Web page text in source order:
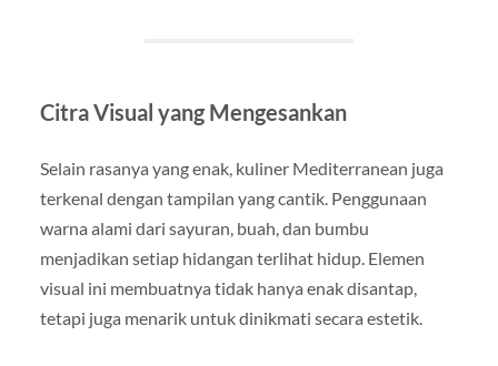
Citra Visual yang Mengesankan
Selain rasanya yang enak, kuliner Mediterranean juga
terkenal dengan tampilan yang cantik. Penggunaan
warna alami dari sayuran, buah, dan bumbu
menjadikan setiap hidangan terlihat hidup. Elemen
visual ini membuatnya tidak hanya enak disantap,
tetapi juga menarik untuk dinikmati secara estetik.